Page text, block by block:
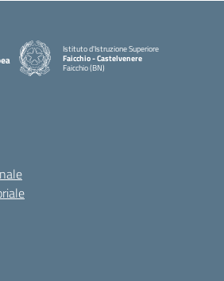
Istituto d'Istruzione Superiore
Faicchio - Castelvenere
Faicchio (BN)